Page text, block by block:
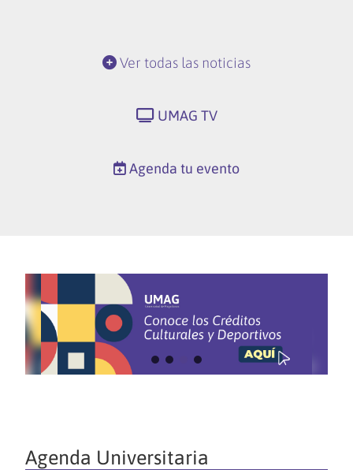
Ver todas las noticias
UMAG TV
Agenda tu evento
Agenda Universitaria